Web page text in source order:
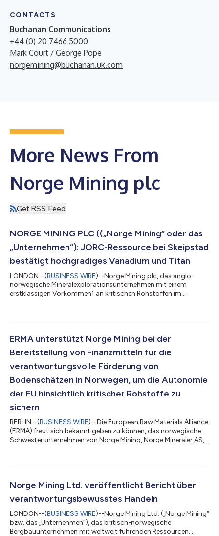
CONTACTS
Buchanan Communications
+44 (0) 20 7466 5000
Mark Court / George Pope
norgemining@buchanan.uk.com
More News From
Norge Mining plc
Get RSS Feed
NORGE MINING PLC ((„Norge Mining“ oder das
„Unternehmen“): JORC-Ressource bei Skeipstad
bestätigt hochgradiges Vanadium und Titan
LONDON--(BUSINESS WIRE)--Norge Mining plc, das anglo-
norwegische Mineralexplorationsunternehmen mit einem
erstklassigen Vorkommen1 an kritischen Rohstoffen im
Satellitenlagerstätte in der Nähe der Storeknuten-Entdeckung
sich geologisch von Storeknuten und anderen
Explorationszielen im Weltklasse-Explorationsprojekt Bjerkr...
ERMA unterstützt Norge Mining bei der
Bereitstellung von Finanzmitteln für die
verantwortungsvolle Förderung von
Bodenschätzen in Norwegen, um die Autonomie
der EU hinsichtlich kritischer Rohstoffe zu
sichern
BERLIN--(BUSINESS WIRE)--Die European Raw Materials Alliance
(ERMA) freut sich bekannt geben zu können, das norwegische
Schwesterunternehmen von Norge Mining, Norge Mineraler AS,
unterstützen. All diese Rohstoffe stehen auf der Liste der
strategische Bedeutung für eine resiliente europäische
Wirtschaft unterstreicht. Die...
Norge Mining Ltd. veröffentlicht Bericht über
verantwortungsbewusstes Handeln
LONDON--(BUSINESS WIRE)--Norge Mining Ltd. („Norge Mining“
bzw. das „Unternehmen“), das britisch-norwegische
Bergbauunternehmen mit weltweit führenden Ressourcen